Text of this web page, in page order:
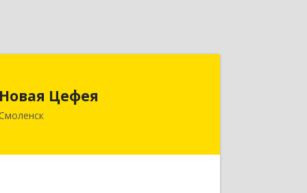
Новая Цефея
214018, Смоленская обл, Смоленск г,
Подробнее